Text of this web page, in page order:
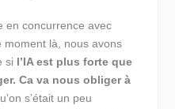
en concurrence avec
moment là, nous avons
si l’IA est plus forte que
Ca va nous obliger à
s’était un peu